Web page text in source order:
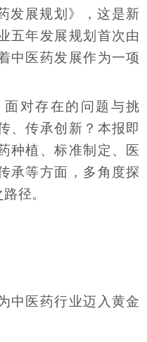
发展规划》，这是新
五年发展规划首次由
中医药发展作为一项
对存在的问题与挑
、传承创新？本报即
种植、标准制定、医
承等方面，多角度探
径。
中医药行业迈入黄金